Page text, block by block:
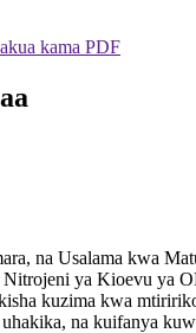
kama PDF
na Usalama kwa
ya Kioevu ya
kuzima kwa
na kuifanya